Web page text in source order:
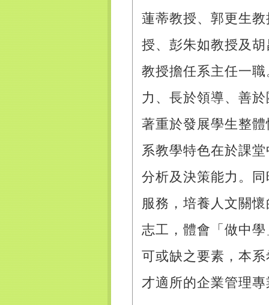
蓮蒂教授、郭更生
授、彭朱如教授及
教授擔任系主任一
力、長於領導、善
著重於發展學生整
系教學特色在於課
分析及決策能力。
服務，培養人文關
志工，體會「做中
可或缺之要素，本
才適所的企業管理